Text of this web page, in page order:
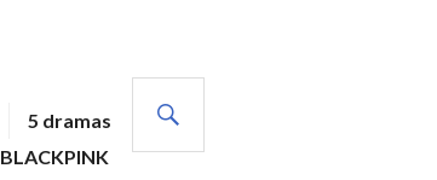
5 dramas
BLACKPINK